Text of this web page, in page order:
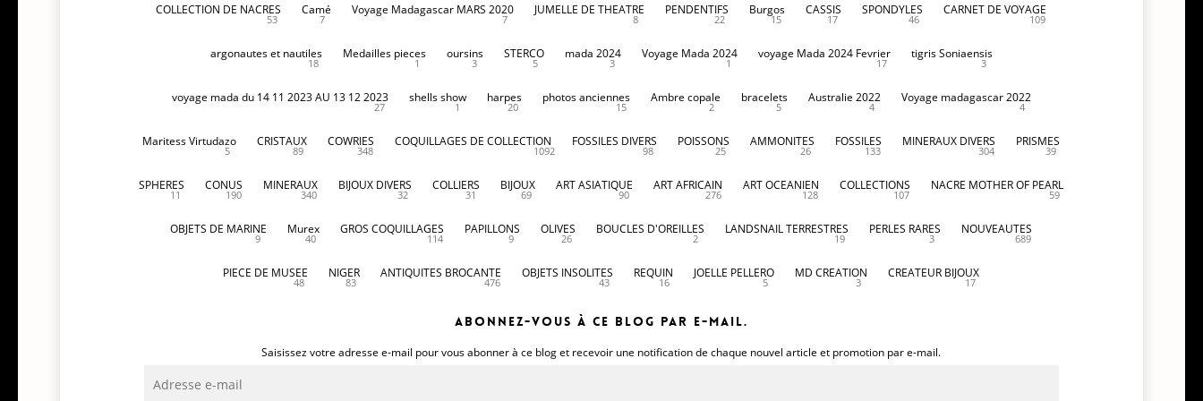
COLLECTION DE NACRES
53
Camé
7
Voyage Madagascar MARS 2020
7
JUMELLE DE THEATRE
8
PENDENTIFS
22
Burgos
15
CASSIS
17
SPONDYLES
46
CARNET DE VOYAGE
109
argonautes et nautiles
18
Medailles pieces
1
oursins
3
STERCO
5
mada 2024
3
Voyage Mada 2024
1
voyage Mada 2024 Fevrier
17
tigris Soniaensis
3
voyage mada du 14 11 2023 AU 13 12 2023
27
shells show
1
harpes
20
photos anciennes
15
Ambre copale
2
bracelets
5
Australie 2022
4
Voyage madagascar 2022
4
Maritess Virtudazo
5
CRISTAUX
89
COWRIES
348
COQUILLAGES DE COLLECTION
1092
FOSSILES DIVERS
98
POISSONS
25
AMMONITES
26
FOSSILES
133
MINERAUX DIVERS
304
PRISMES
39
SPHERES
11
CONUS
190
MINERAUX
340
BIJOUX DIVERS
32
COLLIERS
31
BIJOUX
69
ART ASIATIQUE
90
ART AFRICAIN
276
ART OCEANIEN
128
COLLECTIONS
107
NACRE MOTHER OF PEARL
59
OBJETS DE MARINE
9
Murex
40
GROS COQUILLAGES
114
PAPILLONS
9
OLIVES
26
BOUCLES D'OREILLES
2
LANDSNAIL TERRESTRES
19
PERLES RARES
3
NOUVEAUTES
689
PIECE DE MUSEE
48
NIGER
83
ANTIQUITES BROCANTE
476
OBJETS INSOLITES
43
REQUIN
16
JOELLE PELLERO
5
MD CREATION
3
CREATEUR BIJOUX
17
Abonnez-vous à ce blog par e-mail.
Saisissez votre adresse e-mail pour vous abonner à ce blog et recevoir une notification de chaque nouvel article et promotion par e-mail.